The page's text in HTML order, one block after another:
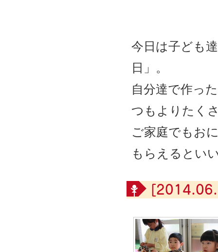
今日は子ども
日」。
自分達で作っ
つもよりたく
ご家庭でもお
もらえるとい